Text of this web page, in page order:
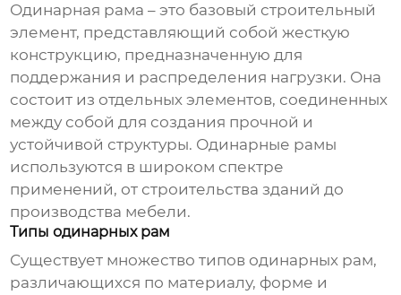
Одинарная рама – это базовый строительный
элемент, представляющий собой жесткую
конструкцию, предназначенную для
поддержания и распределения нагрузки. Она
состоит из отдельных элементов, соединенных
между собой для создания прочной и
устойчивой структуры. Одинарные рамы
используются в широком спектре
применений, от строительства зданий до
производства мебели.
Типы одинарных рам
Существует множество типов одинарных рам,
различающихся по материалу, форме и